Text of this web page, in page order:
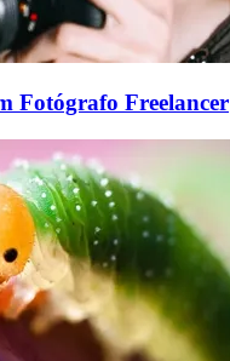
Fotógrafo Freelancer